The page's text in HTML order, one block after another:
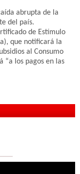
abrupta de la
del país.
de Estímulo
que notificará la
al Consumo
“a los pagos en las